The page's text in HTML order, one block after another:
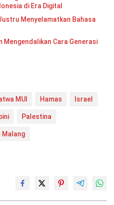
di Era Digital
Menyelamatkan Bahasa
Mengendalikan Cara Generasi
MUI Hamas Israel
Palestina
Malang